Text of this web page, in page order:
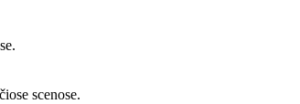
scenose.